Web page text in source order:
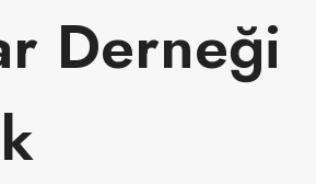
Derneği